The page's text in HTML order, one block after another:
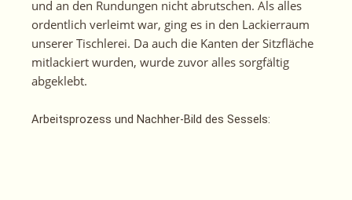
und an den Rundungen nicht abrutschen. Als alles
ordentlich verleimt war, ging es in den Lackierraum
unserer Tischlerei. Da auch die Kanten der Sitzfläche
mitlackiert wurden, wurde zuvor alles sorgfältig
abgeklebt.
Arbeitsprozess und Nachher-Bild des Sessels: